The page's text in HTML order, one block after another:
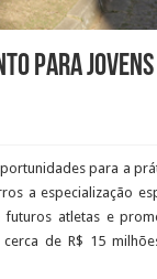
para
para a
a especialização
atletas e
de R$ 15